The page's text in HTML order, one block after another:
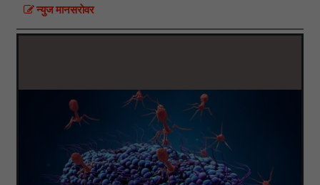
न्युज मानसराेवर